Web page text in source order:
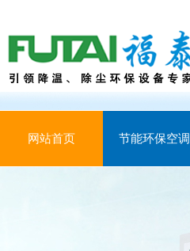
网站首页 节能环保空调